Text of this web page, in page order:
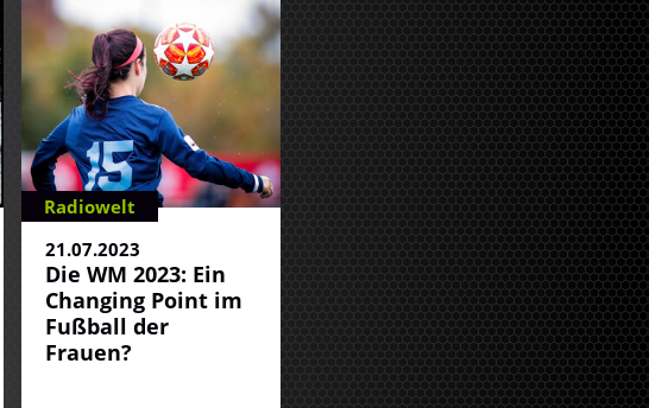
Radiowelt
21.07.2023
Die WM 2023: Ein
Changing Point im
Fußball der
Frauen?